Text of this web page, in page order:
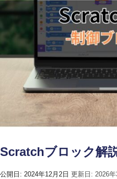
Scratchブロック解
公開日: 2024年12月2日 更新日: 2026年